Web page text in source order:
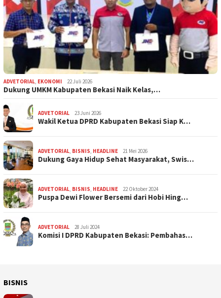
ADVETORIAL, EKONOMI 22 Juli 2026
Dukung UMKM Kabupaten Bekasi Naik Kelas,…
ADVETORIAL 23 Juni 2026
Wakil Ketua DPRD Kabupaten Bekasi Siap K…
ADVETORIAL, BISNIS, HEADLINE 21 Mei 2026
Dukung Gaya Hidup Sehat Masyarakat, Swis…
ADVETORIAL, BISNIS, HEADLINE 22 Oktober 2024
Puspa Dewi Flower Bersemi dari Hobi Hing…
ADVETORIAL 28 Juli 2024
Komisi I DPRD Kabupaten Bekasi: Pembahas…
BISNIS